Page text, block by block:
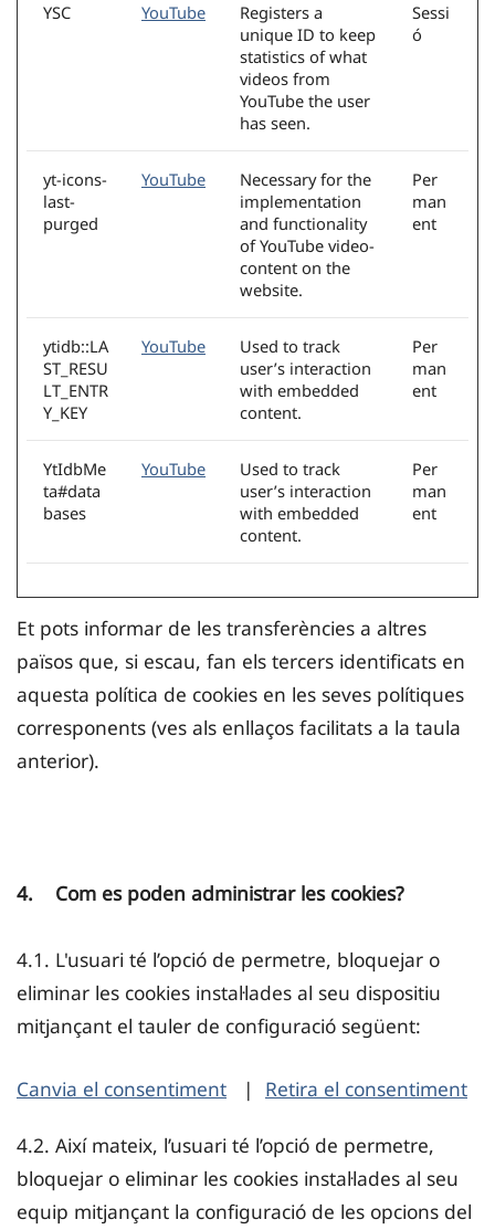
YSC YouTube
Registers a
unique ID to keep
statistics of what
videos from
YouTube the user
has seen.
Sessi
ó
yt-icons-
last-
purged
YouTube
Necessary for the
implementation
and functionality
of YouTube video-
content on the
website.
Per
man
ent
ytidb::LA
ST_RESU
LT_ENTR
Y_KEY
YouTube
Used to track
user’s interaction
with embedded
content.
Per
man
ent
YtIdbMe
ta#data
bases
YouTube
Used to track
user’s interaction
with embedded
content.
Per
man
ent
Et pots informar de les transferències a altres
països que, si escau, fan els tercers identificats en
aquesta política de cookies en les seves polítiques
corresponents (ves als enllaços facilitats a la taula
anterior).
4. Com es poden administrar les cookies?
4.1. L'usuari té l’opció de permetre, bloquejar o
eliminar les cookies instal·lades al seu dispositiu
mitjançant el tauler de configuració següent:
Canvia el consentiment | Retira el consentiment
4.2. Així mateix, l’usuari té l’opció de permetre,
bloquejar o eliminar les cookies instal·lades al seu
equip mitjançant la configuració de les opcions del